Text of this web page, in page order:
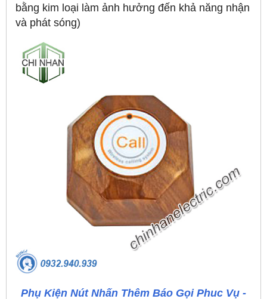
bằng kim loại làm ảnh hưởng đến khả năng nhận
và phát sóng)
Phụ Kiện Nút Nhấn Thêm Báo Gọi Phuc Vụ -